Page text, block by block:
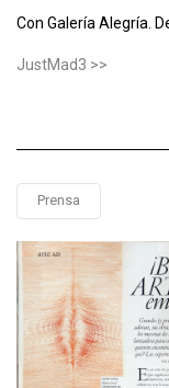
Con Galería Alegría.
JustMad3 >>
Prensa